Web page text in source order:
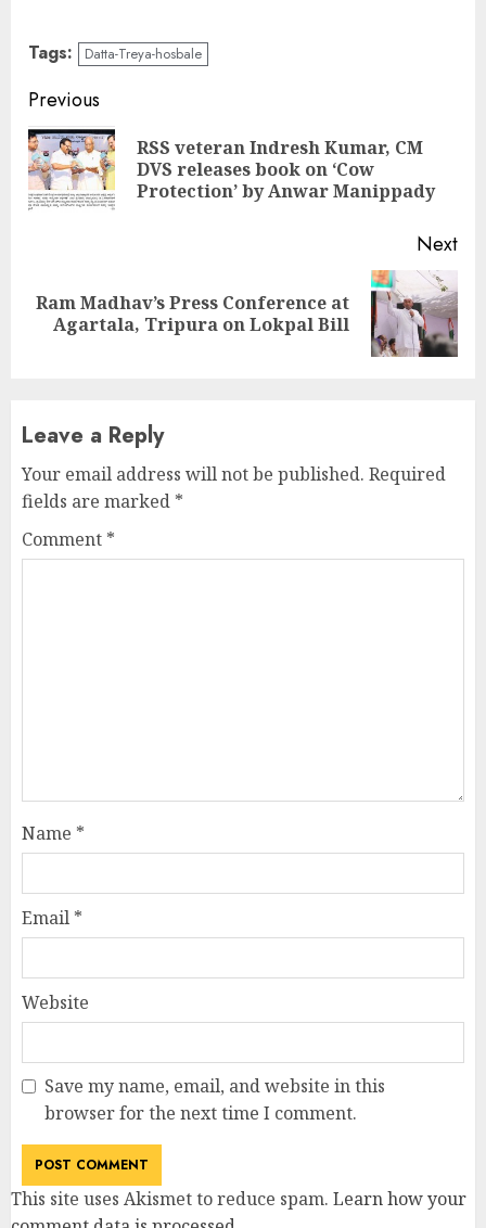
Tags: Datta-Treya-hosbale
Continue
Reading
Previous
RSS veteran Indresh Kumar, CM
DVS releases book on ‘Cow
Protection’ by Anwar Manippady
Next
Next
post:
Ram Madhav’s Press Conference at
Agartala, Tripura on Lokpal Bill
Leave a Reply
Your email address will not be published. Required
fields are marked *
Comment *
Name *
Email *
Website
Save my name, email, and website in this
browser for the next time I comment.
This site uses Akismet to reduce spam. Learn how your